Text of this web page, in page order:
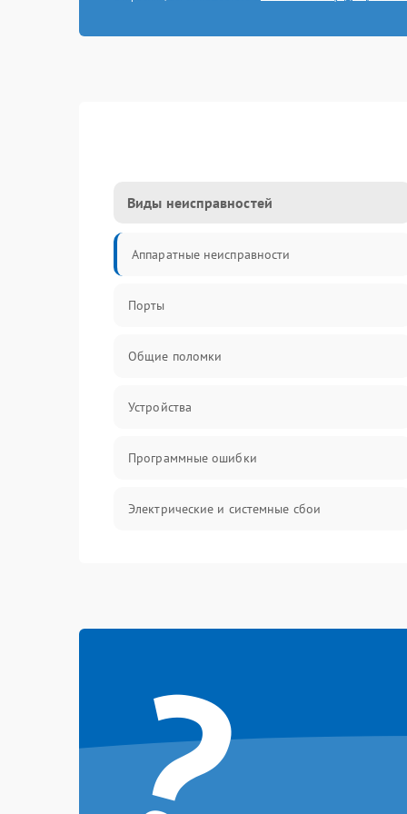
Виды неисправностей
Аппаратные неисправности
Порты
Общие поломки
Устройства
Программные ошибки
Электрические и системные сбои
Система охлаждения